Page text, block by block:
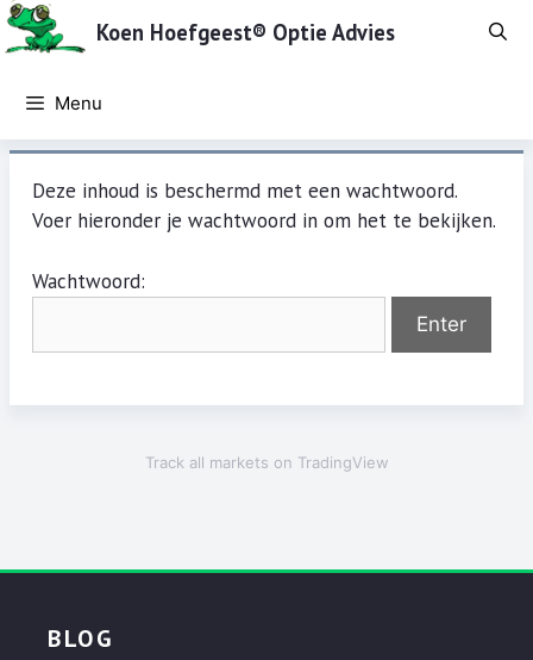
Ga
naar
inhoud
Koen Hoefgeest® Optie Advies
Menu
Deze inhoud is beschermd met een wachtwoord.
Voer hieronder je wachtwoord in om het te bekijken.
Wachtwoord:
Track all markets on TradingView
BLOG